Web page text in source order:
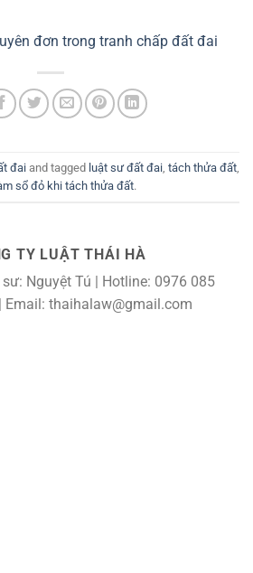
đơn trong tranh chấp đất đai
đaiand tagged luật sư đất đai tách thửa đất
sổ đỏ khi tách thửa đất.
TY LUẬT THÁI HÀ
sư: Nguyệt Tú | Hotline: 0976 085
Email: thaihalaw@gmail.com